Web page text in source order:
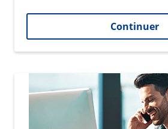
Continuer